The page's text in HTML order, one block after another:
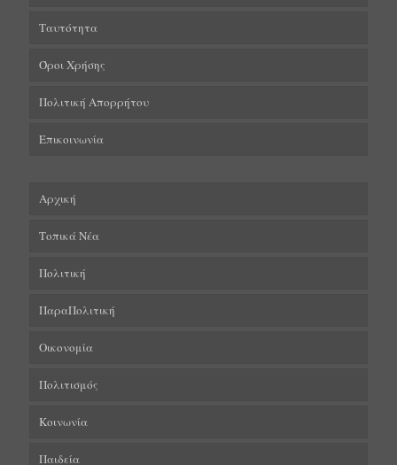
Ταυτότητα
Όροι Χρήσης
Πολιτική Απορρήτου
Επικοινωνία
Αρχική
Τοπικά Νέα
Πολιτική
ΠαραΠολιτική
Οικονομία
Πολιτισμός
Κοινωνία
Παιδεία